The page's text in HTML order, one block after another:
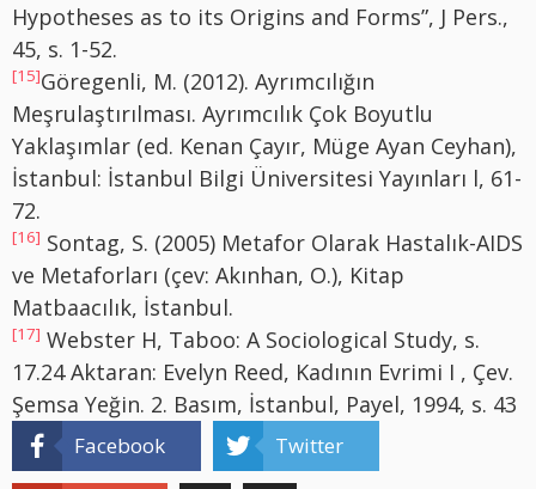
Hypotheses as to its Origins and Forms”, J Pers.,
45, s. 1-52.
[15]Göregenli, M. (2012). Ayrımcılığın
Meşrulaştırılması. Ayrımcılık Çok Boyutlu
Yaklaşımlar (ed. Kenan Çayır, Müge Ayan Ceyhan),
İstanbul: İstanbul Bilgi Üniversitesi Yayınları l, 61-
72.
[16] Sontag, S. (2005) Metafor Olarak Hastalık-AIDS
ve Metaforları (çev: Akınhan, O.), Kitap
Matbaacılık, İstanbul.
[17] Webster H, Taboo: A Sociological Study, s.
17.24 Aktaran: Evelyn Reed, Kadının Evrimi I , Çev.
Şemsa Yeğin. 2. Basım, İstanbul, Payel, 1994, s. 43
Facebook Twitter